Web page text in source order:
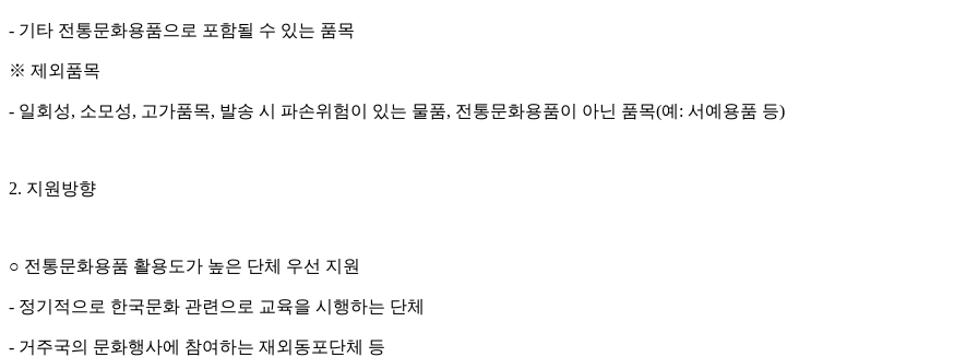
- 기타 전통문화용품으로 포함될 수 있는 품목
※ 제외품목
- 일회성, 소모성, 고가품목, 발송 시 파손위험이 있는 물품, 전통문화용품이 아닌 품목(예: 서예용품 등)
2. 지원방향
○ 전통문화용품 활용도가 높은 단체 우선 지원
- 정기적으로 한국문화 관련으로 교육을 시행하는 단체
- 거주국의 문화행사에 참여하는 재외동포단체 등